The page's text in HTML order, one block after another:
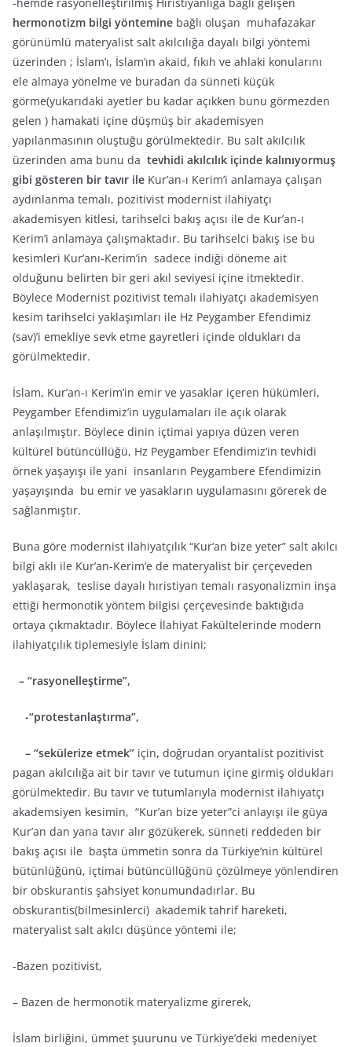
hermonotizm bilgi yöntemine bağlı oluşan muhafazakar
görünümlü materyalist salt akılcılığa dayalı bilgi yöntemi
üzerinden ; İslam’ı, İslam’ın akaid, fıkıh ve ahlaki konularını
ele almaya yönelme ve buradan da sünneti küçük
görme(yukarıdaki ayetler bu kadar açıkken bunu görmezden
gelen ) hamakati içine düşmüş bir akademisyen
yapılanmasının oluştuğu görülmektedir. Bu salt akılcılık
üzerinden ama bunu da tevhidi akılcılık içinde kalınıyormuş
gibi gösteren bir tavır ile Kur’an-ı Kerim’i anlamaya çalışan
aydınlanma temalı, pozitivist modernist ilahiyatçı
akademisyen kitlesi, tarihselci bakış açısı ile de Kur’an-ı
Kerim’i anlamaya çalışmaktadır. Bu tarihselci bakış ise bu
kesimleri Kur’anı-Kerim’in sadece indiği döneme ait
olduğunu belirten bir geri akıl seviyesi içine itmektedir.
Böylece Modernist pozitivist temalı ilahiyatçı akademisyen
kesim tarihselci yaklaşımları ile Hz Peygamber Efendimiz
(sav)’i emekliye sevk etme gayretleri içinde oldukları da
görülmektedir.
İslam, Kur’an-ı Kerim’in emir ve yasaklar içeren hükümleri,
Peygamber Efendimiz’in uygulamaları ile açık olarak
anlaşılmıştır. Böylece dinin içtimai yapıya düzen veren
kültürel bütüncüllüğü, Hz Peygamber Efendimiz’in tevhidi
örnek yaşayışı ile yani insanların Peygambere Efendimizin
yaşayışında bu emir ve yasakların uygulamasını görerek de
sağlanmıştır.
Buna göre modernist ilahiyatçılık “Kur’an bize yeter” salt akılcı
bilgi aklı ile Kur’an-Kerim’e de materyalist bir çerçeveden
yaklaşarak, teslise dayalı hıristiyan temalı rasyonalizmin inşa
ettiği hermonotik yöntem bilgisi çerçevesinde baktığıda
ortaya çıkmaktadır. Böylece İlahiyat Fakültelerinde modern
ilahiyatçılık tiplemesiyle İslam dinini;
– “rasyonelleştirme”,
-“protestanlaştırma”,
– “sekülerize etmek” için, doğrudan oryantalist pozitivist
pagan akılcılığa ait bir tavır ve tutumun içine girmiş oldukları
görülmektedir. Bu tavır ve tutumlarıyla modernist ilahiyatçı
akademsiyen kesimin, “Kur’an bize yeter”ci anlayışı ile güya
Kur’an dan yana tavır alır gözükerek, sünneti reddeden bir
bakış açısı ile başta ümmetin sonra da Türkiye’nin kültürel
bütünlüğünü, içtimai bütüncüllüğünü çözülmeye yönlendiren
bir obskurantis şahsiyet konumundadırlar. Bu
obskurantis(bilmesinlerci) akademik tahrif hareketi,
materyalist salt akılcı düşünce yöntemi ile;
-Bazen pozitivist,
– Bazen de hermonotik materyalizme girerek,
İslam birliğini, ümmet şuurunu ve Türkiye’deki medeniyet